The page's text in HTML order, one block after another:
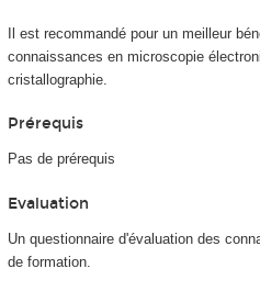
Il est recommandé pour un meilleur
connaissances en microscopie
cristallographie.
Prérequis
Pas de prérequis
Evaluation
Un questionnaire d'évaluation des
de formation.